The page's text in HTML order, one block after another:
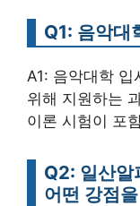
Q1: 음악대
A1: 음악대학
위해 지원하는
이론 시험이 포
Q2: 일산알
어떤 강점